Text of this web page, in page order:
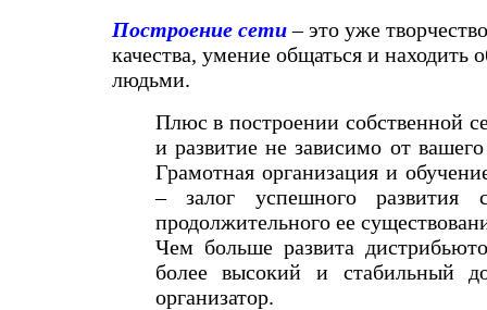
Построение сети– это уже
качества, умение общаться и находить
людьми.
Плюс в построении собственной
и развитие не зависимо от
Грамотная организация и
– залог успешного развития
продолжительного ее
Чем больше развита
более высокий и стабильный
организатор.